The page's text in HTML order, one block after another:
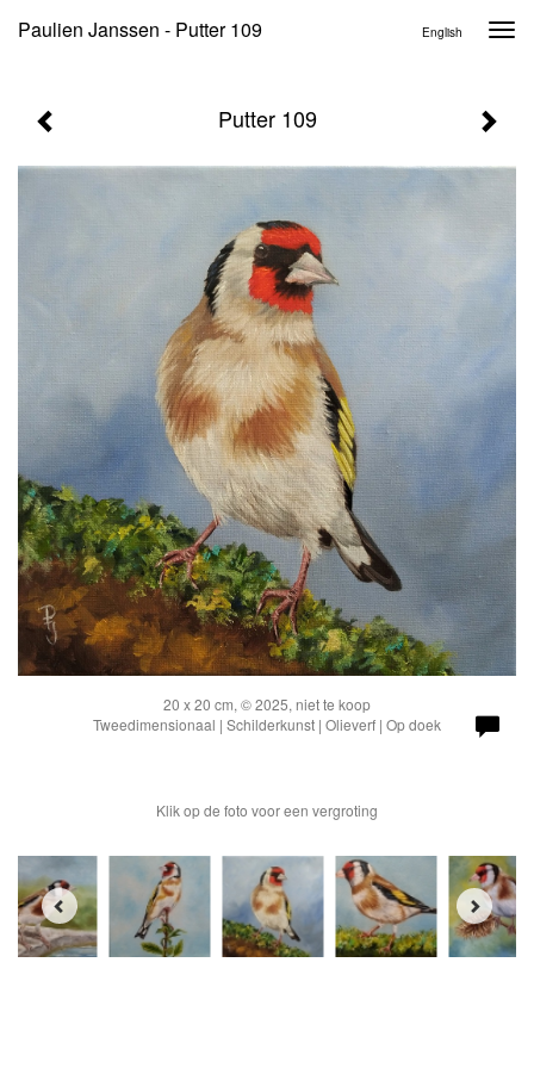
Paulien Janssen - Putter 109 English
Putter 109
20 x 20 cm, © 2025, niet te koop
Tweedimensionaal | Schilderkunst | Olieverf | Op doek
Klik op de foto voor een vergroting